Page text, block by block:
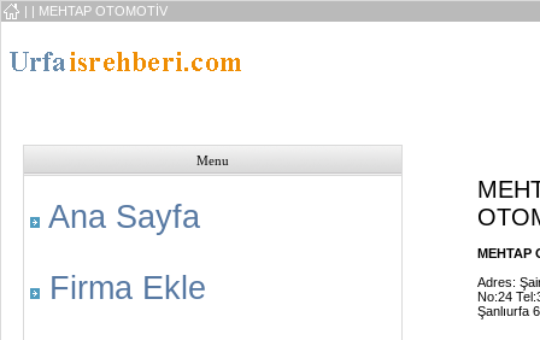
| | MEHTAP OTOMOTİV
Menu
Ana Sayfa
Firma Ekle
MEHTAP
Adres:
No:24
Şanlıurfa